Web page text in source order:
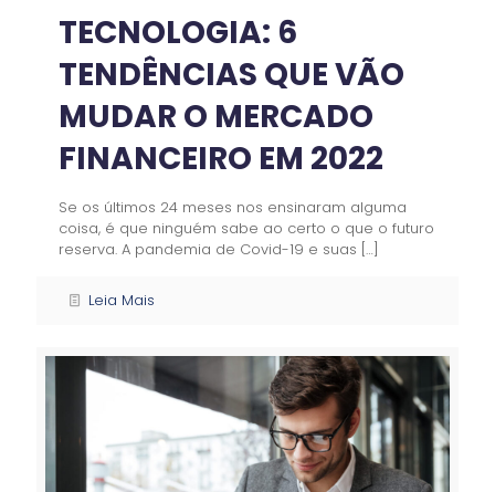
TECNOLOGIA: 6
TENDÊNCIAS QUE VÃO
MUDAR O MERCADO
FINANCEIRO EM 2022
Se os últimos 24 meses nos ensinaram alguma
coisa, é que ninguém sabe ao certo o que o futuro
reserva. A pandemia de Covid-19 e suas […]
Leia Mais